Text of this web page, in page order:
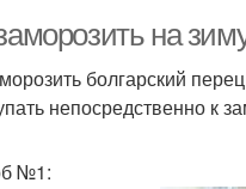
на
болгарский
непосредственно к
№1: